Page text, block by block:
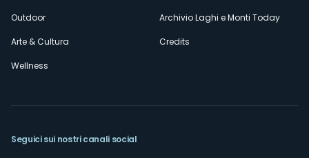
Outdoor
Arte & Cultura
Wellness
Archivio Laghi e Monti Today
Credits
Seguici sui nostri canali social